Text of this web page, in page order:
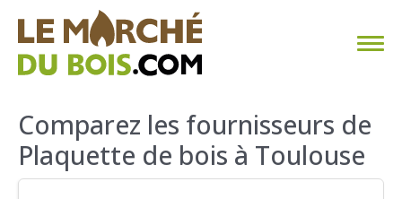
CHAUFFAGE AU BOIS
FAQ
Comparez les fournisseurs de
Plaquette de bois à Toulouse